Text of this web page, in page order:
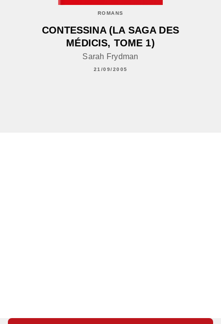
ROMANS
CONTESSINA (LA SAGA DES
MÉDICIS, TOME 1)
Sarah Frydman
21/09/2005